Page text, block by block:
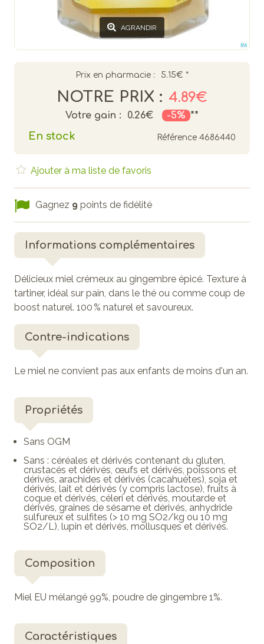
AGRANDIR
Prix en pharmacie : 5.15€ *
NOTRE PRIX : 4.89€
Votre gain : 0.26€ -5% **
En stock Référence 4686440
Ajouter à ma liste de favoris
Gagnez 9 points de fidélité
Informations complémentaires
Délicieux miel crémeux au gingembre épicé. Texture à
tartiner, idéal sur pain, dans le thé ou comme coup de
boost naturel. 100 % naturel et savoureux.
Contre-indications
Le miel ne convient pas aux enfants de moins d'un an.
Propriétés
Sans OGM
Sans : céréales et dérivés contenant du gluten,
crustacés et dérivés, œufs et dérivés, poissons et
dérivés, arachides et dérivés (cacahuètes), soja et
dérivés, lait et dérivés (y compris lactose), fruits à
coque et dérivés, céleri et dérivés, moutarde et
dérivés, graines de sésame et dérivés, anhydride
sulfureux et sulfites (> 10 mg SO2/kg ou 10 mg
SO2/L), lupin et dérivés, mollusques et dérivés.
Composition
Miel EU mélangé 99%, poudre de gingembre 1%.
Caractéristiques